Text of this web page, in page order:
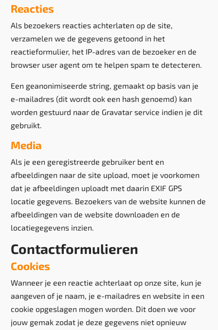
Reacties
Als bezoekers reacties achterlaten op de site,
verzamelen we de gegevens getoond in het
reactieformulier, het IP-adres van de bezoeker en de
browser user agent om te helpen spam te detecteren.
Een geanonimiseerde string, gemaakt op basis van je
e-mailadres (dit wordt ook een hash genoemd) kan
worden gestuurd naar de Gravatar service indien je dit
gebruikt.
Media
Als je een geregistreerde gebruiker bent en
afbeeldingen naar de site upload, moet je voorkomen
dat je afbeeldingen uploadt met daarin EXIF GPS
locatie gegevens. Bezoekers van de website kunnen de
afbeeldingen van de website downloaden en de
locatiegegevens inzien.
Contactformulieren
Cookies
Wanneer je een reactie achterlaat op onze site, kun je
aangeven of je naam, je e-mailadres en website in een
cookie opgeslagen mogen worden. Dit doen we voor
jouw gemak zodat je deze gegevens niet opnieuw